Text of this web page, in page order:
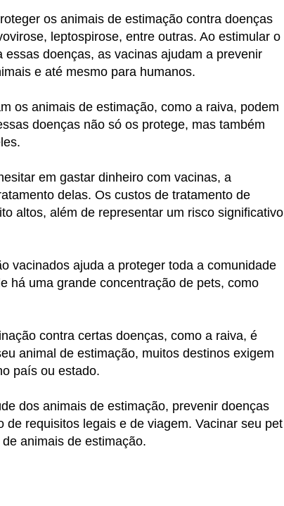
os animais de estimação contra doenças
leptospirose, entre outras. Ao estimular o
doenças, as vacinas ajudam a prevenir
e até mesmo para humanos.
os animais de estimação, como a raiva, podem
doenças não só os protege, mas também
em gastar dinheiro com vacinas, a
delas. Os custos de tratamento de
altos, além de representar um risco significativo
vacinados ajuda a proteger toda a comunidade
há uma grande concentração de pets, como
contra certas doenças, como a raiva, é
animal de estimação, muitos destinos exigem
país ou estado.
dos animais de estimação, prevenir doenças
requisitos legais e de viagem. Vacinar seu pet
animais de estimação.